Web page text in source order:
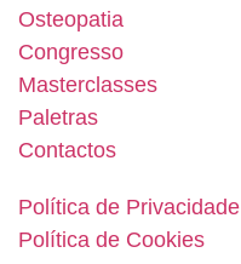
Osteopatia
Congresso
Masterclasses
Paletras
Contactos
Política de Privacidade
Política de Cookies